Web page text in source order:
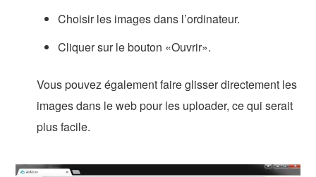
Choisir les images dans l’ordinateur.
Cliquer sur le bouton «Ouvrir».
Vous pouvez également faire glisser directement les
images dans le web pour les uploader, ce qui serait
plus facile.